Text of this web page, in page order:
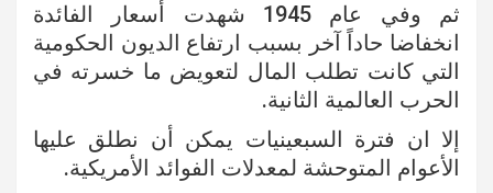
ثم وفي عام 1945 شهدت أسعار الفائدة
انخفاضا حاداً آخر بسبب ارتفاع الديون الحكومية
التي كانت تطلب المال لتعويض ما خسرته في
الحرب العالمية الثانية.
إلا ان فترة السبعينيات يمكن أن نطلق عليها
الأعوام المتوحشة لمعدلات الفوائد الأمريكية.